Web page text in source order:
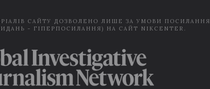
САЙТУ ДОЗВОЛЕНО ЛИШЕ ЗА УМОВИ ПОСИЛАННЯ
- ГІПЕРПОСИЛАННЯ) НА САЙТ NIKCENTER.